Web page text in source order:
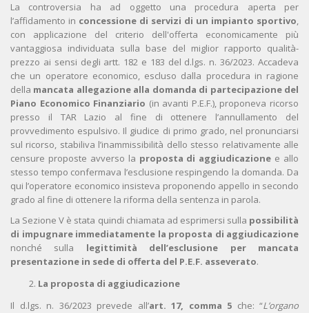
La controversia ha ad oggetto una procedura aperta per
l’affidamento in concessione di servizi di un impianto sportivo,
con applicazione del criterio dell'offerta economicamente più
vantaggiosa individuata sulla base del miglior rapporto qualità-
prezzo ai sensi degli artt. 182 e 183 del d.lgs. n. 36/2023. Accadeva
che un operatore economico, escluso dalla procedura in ragione
della mancata allegazione alla domanda di partecipazione del
Piano Economico Finanziario (in avanti P.E.F.), proponeva ricorso
presso il TAR Lazio al fine di ottenere l’annullamento del
provvedimento espulsivo. Il giudice di primo grado, nel pronunciarsi
sul ricorso, stabiliva l’inammissibilità dello stesso relativamente alle
censure proposte avverso la proposta di aggiudicazione e allo
stesso tempo confermava l’esclusione respingendo la domanda. Da
qui l’operatore economico insisteva proponendo appello in secondo
grado al fine di ottenere la riforma della sentenza in parola.
La Sezione V è stata quindi chiamata ad esprimersi sulla possibilità
di impugnare immediatamente la proposta di aggiudicazione
nonché sulla legittimità dell’esclusione per mancata
presentazione in sede di offerta del P.E.F. asseverato.
La proposta di aggiudicazione
Il d.lgs. n. 36/2023 prevede all’art. 17, comma 5 che: “L’organo